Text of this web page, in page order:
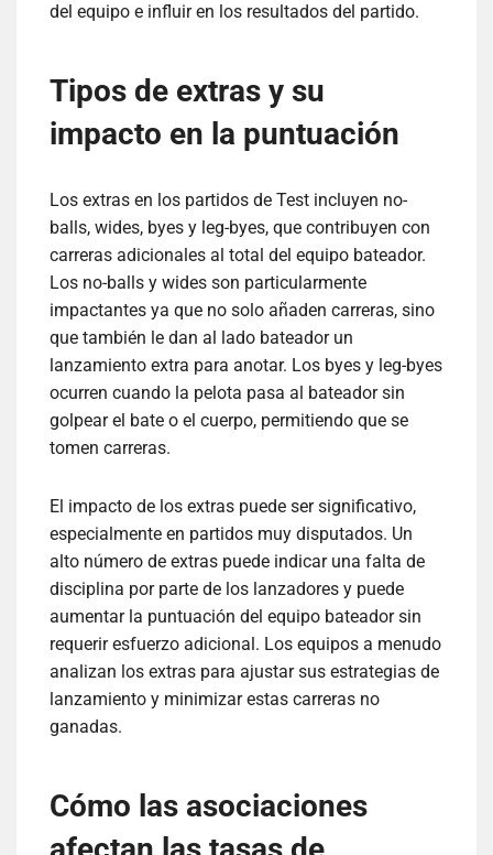
del equipo e influir en los resultados del partido.
Tipos de extras y su
impacto en la puntuación
Los extras en los partidos de Test incluyen no-
balls, wides, byes y leg-byes, que contribuyen con
carreras adicionales al total del equipo bateador.
Los no-balls y wides son particularmente
impactantes ya que no solo añaden carreras, sino
que también le dan al lado bateador un
lanzamiento extra para anotar. Los byes y leg-byes
ocurren cuando la pelota pasa al bateador sin
golpear el bate o el cuerpo, permitiendo que se
tomen carreras.
El impacto de los extras puede ser significativo,
especialmente en partidos muy disputados. Un
alto número de extras puede indicar una falta de
disciplina por parte de los lanzadores y puede
aumentar la puntuación del equipo bateador sin
requerir esfuerzo adicional. Los equipos a menudo
analizan los extras para ajustar sus estrategias de
lanzamiento y minimizar estas carreras no
ganadas.
Cómo las asociaciones